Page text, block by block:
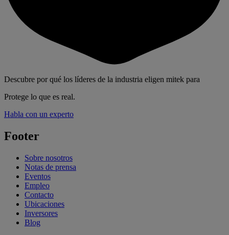
Descubre por qué los líderes de la industria eligen mitek para
Protege lo que es real.
Habla con un experto
Footer
Sobre nosotros
Notas de prensa
Eventos
Empleo
Contacto
Ubicaciones
Inversores
Blog